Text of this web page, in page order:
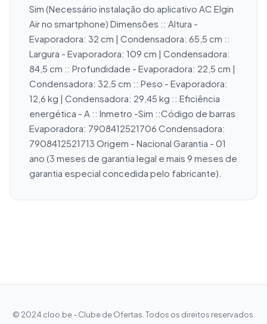
Sim (Necessário instalação do aplicativo AC Elgin
Air no smartphone) Dimensões :: Altura -
Evaporadora: 32 cm | Condensadora: 65,5 cm ::
Largura - Evaporadora: 109 cm | Condensadora:
84,5 cm :: Profundidade - Evaporadora: 22,5 cm |
Condensadora: 32,5 cm :: Peso - Evaporadora:
12,6 kg | Condensadora: 29,45 kg :: Eficiência
energética - A :: Inmetro -Sim ::Código de barras
Evaporadora: 7908412521706 Condensadora:
7908412521713 Origem - Nacional Garantia - 01
ano (3 meses de garantia legal e mais 9 meses de
garantia especial concedida pelo fabricante).
© 2024 cloo.be - Clube de Ofertas. Todos os direitos reservados.